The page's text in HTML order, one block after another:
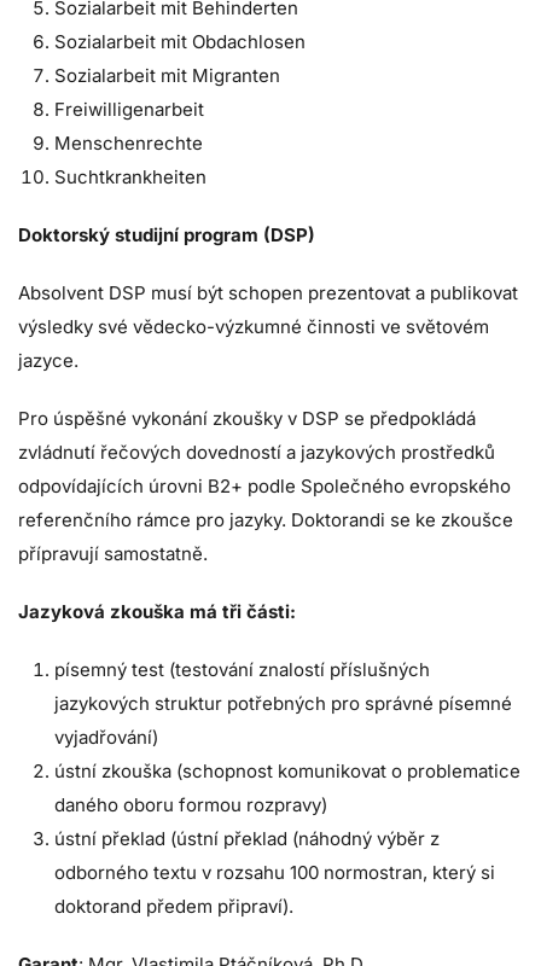
Sozialarbeit mit Behinderten
Sozialarbeit mit Obdachlosen
Sozialarbeit mit Migranten
Freiwilligenarbeit
Menschenrechte
Suchtkrankheiten
Doktorský studijní program (DSP)
Absolvent DSP musí být schopen prezentovat a publikovat
výsledky své vědecko-výzkumné činnosti ve světovém
jazyce.
Pro úspěšné vykonání zkoušky v DSP se předpokládá
zvládnutí řečových dovedností a jazykových prostředků
odpovídajících úrovni B2+ podle Společného evropského
referenčního rámce pro jazyky. Doktorandi se ke zkoušce
přípravují samostatně.
Jazyková zkouška má tři části:
písemný test (testování znalostí příslušných
jazykových struktur potřebných pro správné písemné
vyjadřování)
ústní zkouška (schopnost komunikovat o problematice
daného oboru formou rozpravy)
ústní překlad (ústní překlad (náhodný výběr z
odborného textu v rozsahu 100 normostran, který si
doktorand předem připraví).